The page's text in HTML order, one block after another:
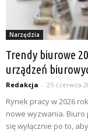
Narzędzia
Trendy biurowe
urządzeń
Redakcja - 25 czerwca
Rynek pracy w 2026
nowe wyzwania. Biuro
się wyłącznie po to,